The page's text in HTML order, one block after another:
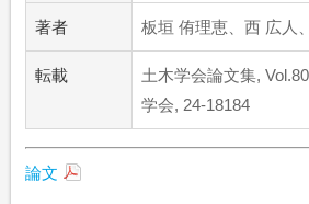
著者 板垣 侑理恵、西 広人
転載
土木学会論文集,
学会, 24-18184
論文